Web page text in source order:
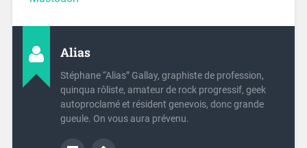
Alias
Stéphane “Alias” Gallay, graphiste de profession,
quinqua rôliste, amateur de rock progressif, geek
autoproclamé et résident genevois, donc grande
gueule. On vous aura prévenu.